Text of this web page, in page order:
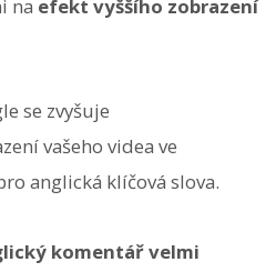
na efekt vyššího zobrazení
se zvyšuje
vašeho videa ve
anglická klíčová slova.
komentář velmi